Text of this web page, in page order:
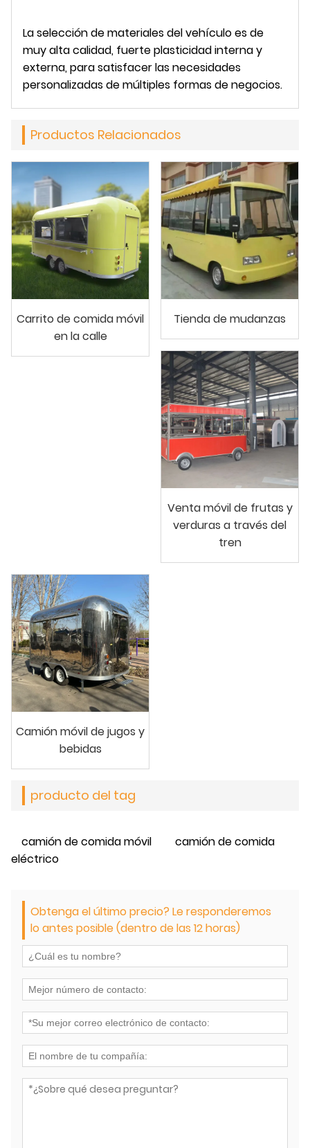
La selección de materiales del vehículo es de
muy alta calidad, fuerte plasticidad interna y
externa, para satisfacer las necesidades
personalizadas de múltiples formas de negocios.
Productos Relacionados
Carrito de comida móvil
en la calle
Tienda de mudanzas
Venta móvil de frutas y
verduras a través del
tren
Camión móvil de jugos y
bebidas
producto del tag
camión de comida móvil
camión de comida
eléctrico
Obtenga el último precio? Le responderemos
lo antes posible (dentro de las 12 horas)